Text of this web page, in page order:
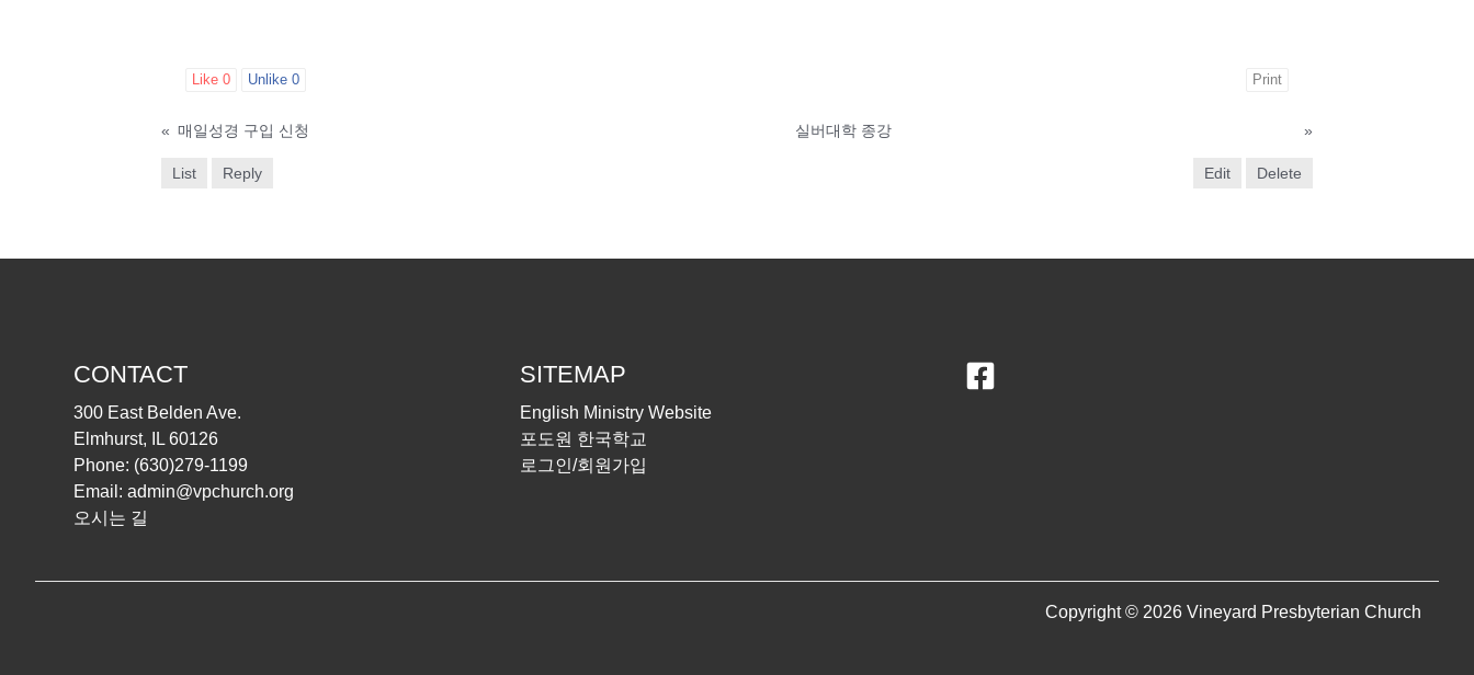
Like 0 Unlike 0 Print
« 매일성경 구입 신청 실버대학 종강 »
List Reply Edit Delete
CONTACT
300 East Belden Ave.
Elmhurst, IL 60126
Phone: (630)279-1199
Email: admin@vpchurch.org
오시는 길
SITEMAP
English Ministry Website
포도원 한국학교
로그인/회원가입
Copyright © 2026 Vineyard Presbyterian Church